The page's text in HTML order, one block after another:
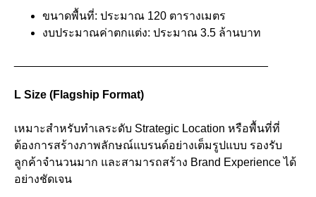
ขนาดพื้นที่: ประมาณ 120 ตารางเมตร
งบประมาณค่าตกแต่ง: ประมาณ 3.5 ล้านบาท
L Size (Flagship Format)
เหมาะสำหรับทำเลระดับ Strategic Location หรือพื้นที่ที่
ต้องการสร้างภาพลักษณ์แบรนด์อย่างเต็มรูปแบบ รองรับ
ลูกค้าจำนวนมาก และสามารถสร้าง Brand Experience ได้
อย่างชัดเจน